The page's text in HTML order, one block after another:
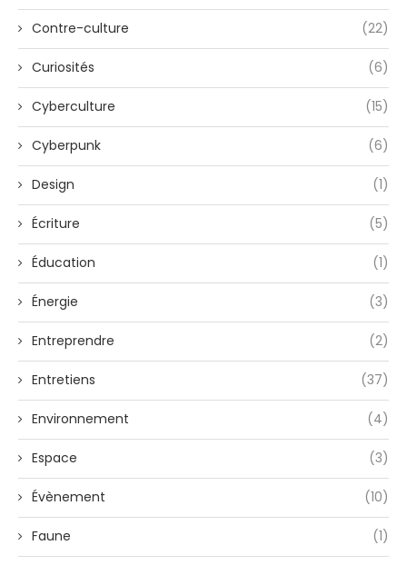
Contre-culture (22)
Curiosités (6)
Cyberculture (15)
Cyberpunk (6)
Design (1)
Écriture (5)
Éducation (1)
Énergie (3)
Entreprendre (2)
Entretiens (37)
Environnement (4)
Espace (3)
Évènement (10)
Faune (1)